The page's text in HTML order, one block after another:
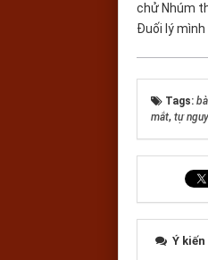
chử Nhúm
Đuối lý mình
Tags:
mắt, tự
Ý